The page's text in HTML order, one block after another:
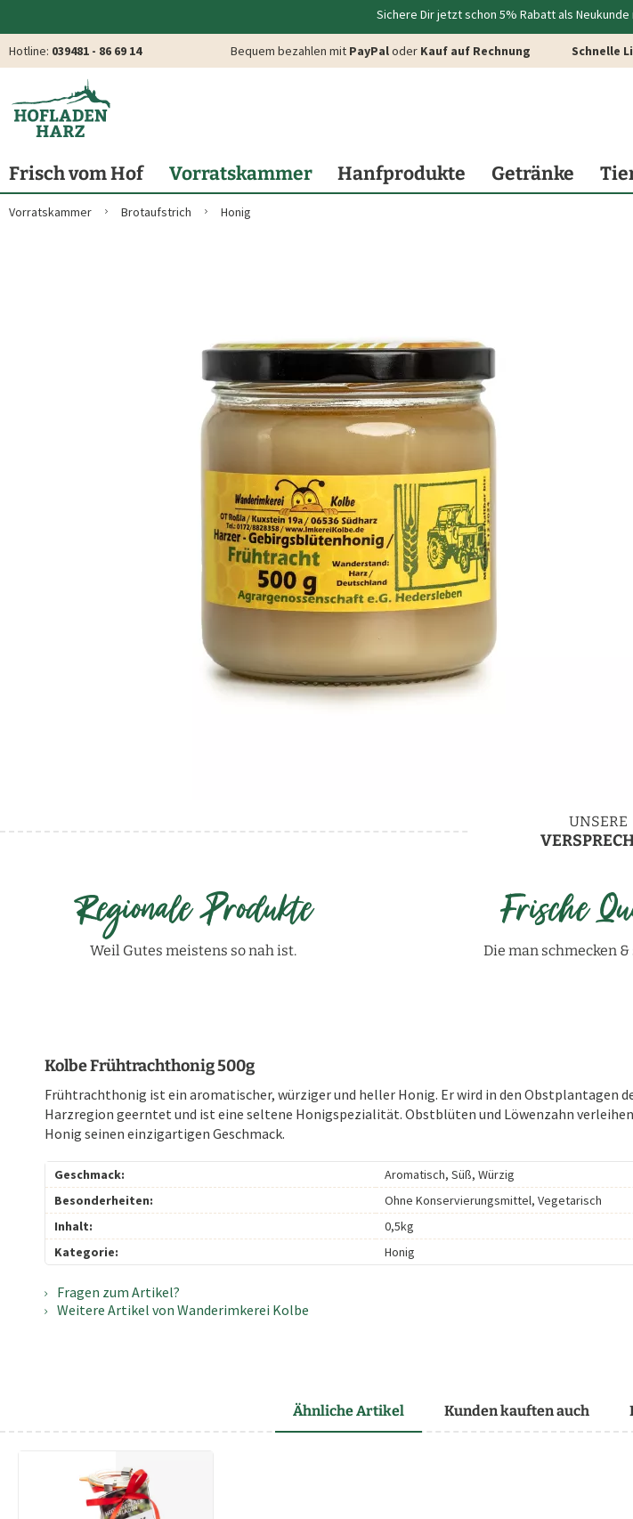
Sichere Dir jetzt schon 5% Rabatt als
Hotline: 039481 - 86 69 14 Bequem bezahlen mit PayPaloder Kauf auf Rechnung Schnelle
Frisch vom Hof Vorratskammer Hanfprodukte Getränke
Vorratskammer Brotaufstrich Honig
UNSERE
Regionale Produkte
Weil Gutes meistens so nah ist.
Frische
Die man schmecken
Kolbe Frühtrachthonig 500g
Frühtrachthonig ist ein aromatischer, würziger und heller Honig. Er wird in den Obstplantagen
Harzregion geerntet und ist eine seltene Honigspezialität. Obstblüten und Löwenzahn
Honig seinen einzigartigen Geschmack.
Geschmack:
Aromatisch, Süß, Würzig
Besonderheiten:
Ohne Konservierungsmittel, Vegetarisch
Inhalt:
0,5kg
Kategorie:
Honig
Fragen zum Artikel?
Weitere Artikel von Wanderimkerei Kolbe
Ähnliche Artikel Kunden kauften auch